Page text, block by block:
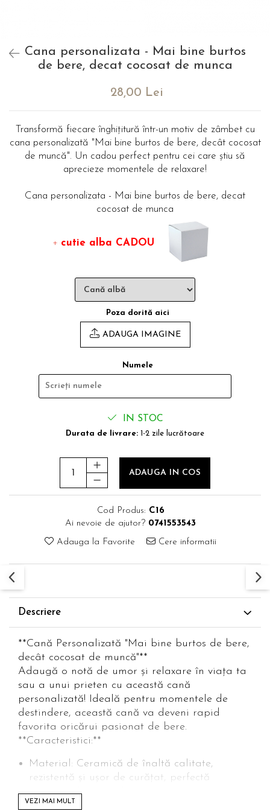
Plachete personalizate
Pix personalizat
Set cadou
Pahare personalizate
Cana personalizata - Mai bine burtos
de bere, decat cocosat de munca
28,00 Lei
Transformă fiecare înghițitură într-un motiv de zâmbet cu
cana personalizată "Mai bine burtos de bere, decât cocosat
de muncă". Un cadou perfect pentru cei care știu să
aprecieze momentele de relaxare!
Cana personalizata - Mai bine burtos de bere, decat
cocosat de munca
+ cutie alba CADOU
Poza dorită aici
ADAUGA IMAGINE
Numele
IN STOC
Durata de livrare: 1-2 zile lucrătoare
ADAUGA IN COS
Cod Produs: C16
Ai nevoie de ajutor? 0741553543
Adauga la Favorite Cere informatii
Descriere
**Cană Personalizată "Mai bine burtos de bere,
decât cocosat de muncă"**
Adaugă o notă de umor și relaxare în viața ta
sau a unui prieten cu această cană
personalizată! Ideală pentru momentele de
destindere, această cană va deveni rapid
favorita oricărui pasionat de bere.
**Caracteristici:**
Material: Ceramică de înaltă calitate,
rezistentă și ușor de curățat, perfectă
pentru utilizarea zilnică.
Capacitate: 350 ml, ideală pentru a
VEZI MAI MULT